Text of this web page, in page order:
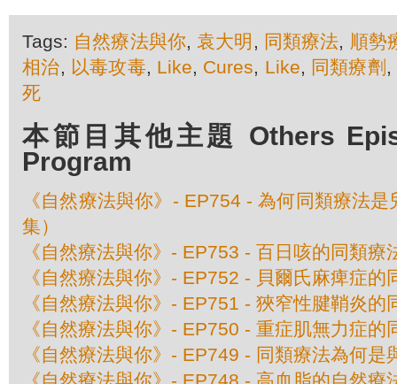
Tags: 自然療法與你,袁大明 , 同類療法, 順勢
相治, 以毒攻毒, Like, Cures, Like, 同類療劑 ,
死
本節目其他主題 Others
Program
《自然療法與你》- EP754 - 為何同類療法
集）
《自然療法與你》- EP753 - 百日咳的同類療
《自然療法與你》- EP752 - 貝爾氏麻痺症的
《自然療法與你》- EP751 - 狹窄性腱鞘炎的
《自然療法與你》- EP750 - 重症肌無力症的
《自然療法與你》- EP749 - 同類療法為何是